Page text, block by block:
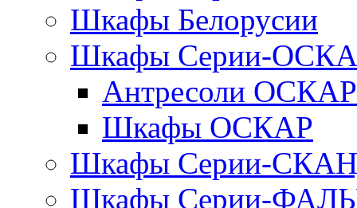
Шкафы Белорусии
Шкафы Серии-
Антресоли ОСКАР
Шкафы ОСКАР
Шкафы Серии-
Шкафы Серии-